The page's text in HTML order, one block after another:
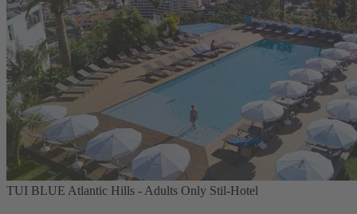
TUI BLUE Atlantic Hills - Adults Only Stil-Hotel